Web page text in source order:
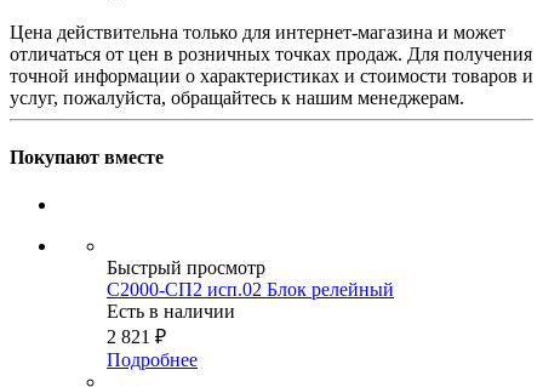
Цена действительна только для интернет-магазина и может
отличаться от цен в розничных точках продаж. Для получения
точной информации о характеристиках и стоимости товаров и
услуг, пожалуйста, обращайтесь к нашим менеджерам.
Покупают вместе
Быстрый просмотр
С2000-СП2 исп.02 Блок релейный
Есть в наличии
2 821 ₽
Подробнее